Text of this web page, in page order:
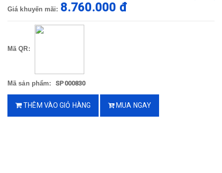
Giá khuyến mãi: 8.760.000 đ
Mã QR:
Mã sản phẩm: SP000830
THÊM VÀO GIỎ HÀNG MUA NGAY